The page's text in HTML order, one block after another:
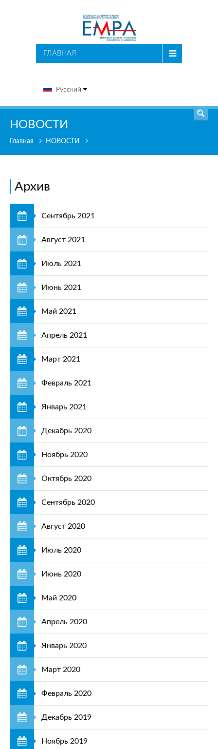
ГЛАВНАЯ
Русский
ПОИСК
НОВОСТИ
Главная НОВОСТИ
Архив
Сентябрь 2021
Август 2021
Июль 2021
Июнь 2021
Май 2021
Апрель 2021
Март 2021
Февраль 2021
Январь 2021
Декабрь 2020
Ноябрь 2020
Октябрь 2020
Сентябрь 2020
Август 2020
Июль 2020
Июнь 2020
Май 2020
Апрель 2020
Январь 2020
Март 2020
Февраль 2020
Декабрь 2019
Ноябрь 2019